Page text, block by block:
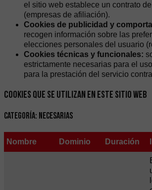
el sitio web establece un contrato
(empresas de afiliación).
Cookies de publicidad y
recogen información sobre las
elecciones personales del usuario
Cookies técnicas y funcionales:
estrictamente necesarias para el
para la prestación del servicio
COOKIES QUE SE UTILIZAN EN ESTE SITIO WEB
Categoría: Necesarias
Nombre Dominio Duración